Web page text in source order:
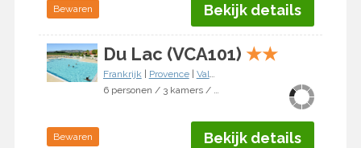
Bewaren Bekijk details
Du Lac (VCA101) ★★
Frankrijk Provence| Valence
6 personen / 3 kamers / 2 slaapkamers
Bewaren Bekijk details